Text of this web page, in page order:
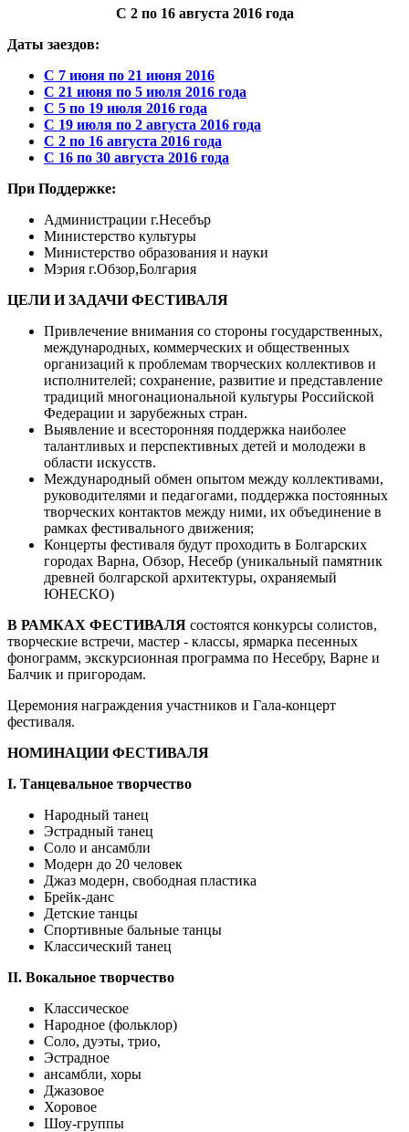
С 2 по 16 августа 2016 года
Даты заездов:
С 7 июня по 21 июня 2016
С 21 июня по 5 июля 2016 года
С 5 по 19 июля 2016 года
C 19 июля по 2 августа 2016 года
С 2 по 16 августа 2016 года
С 16 по 30 августа 2016 года
При Поддержке:
Администрации г.Несебър
Министерство культуры
Министерство образования и науки
Мэрия г.Обзор,Болгария
ЦЕЛИ И ЗАДАЧИ ФЕСТИВАЛЯ
Привлечение внимания со стороны государственных,
международных, коммерческих и общественных
организаций к проблемам творческих коллективов и
исполнителей; сохранение, развитие и представление
традиций многонациональной культуры Российской
Федерации и зарубежных стран.
Выявление и всесторонняя поддержка наиболее
талантливых и перспективных детей и молодежи в
области искусств.
Международный обмен опытом между коллективами,
руководителями и педагогами, поддержка постоянных
творческих контактов между ними, их объединение в
рамках фестивального движения;
Концерты фестиваля будут проходить в Болгарских
городах Варна, Обзор, Несебр (уникальный памятник
древней болгарской архитектуры, охраняемый
ЮНЕСКО)
В РАМКАХ ФЕСТИВАЛЯ состоятся конкурсы солистов,
творческие встречи, мастер - классы, ярмарка песенных
фонограмм, экскурсионная программа по Несебру, Варне и
Балчик и пригородам.
Церемония награждения участников и Гала-концерт
фестиваля.
НОМИНАЦИИ ФЕСТИВАЛЯ
I. Танцевальное творчество
Народный танец
Эстрадный танец
Соло и ансамбли
Модерн до 20 человек
Джаз модерн, свободная пластика
Брейк-данс
Детские танцы
Спортивные бальные танцы
Классический танец
II. Вокальное творчество
Классическое
Народное (фольклор)
Соло, дуэты, трио,
Эстрадное
ансамбли, хоры
Джазовое
Хоровое
Шоу-группы